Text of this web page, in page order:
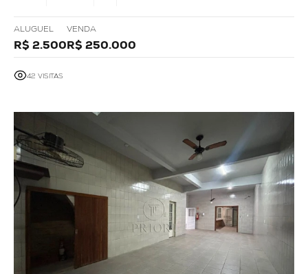
ALUGUEL
R$ 2.500
VENDA
R$ 250.000
42 VISITAS